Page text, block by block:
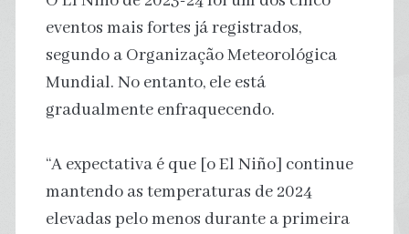
eventos mais fortes já registrados,
segundo a Organização Meteorológica
Mundial. No entanto, ele está
gradualmente enfraquecendo.
“A expectativa é que [o El Niño] continue
mantendo as temperaturas de 2024
elevadas pelo menos durante a primeira